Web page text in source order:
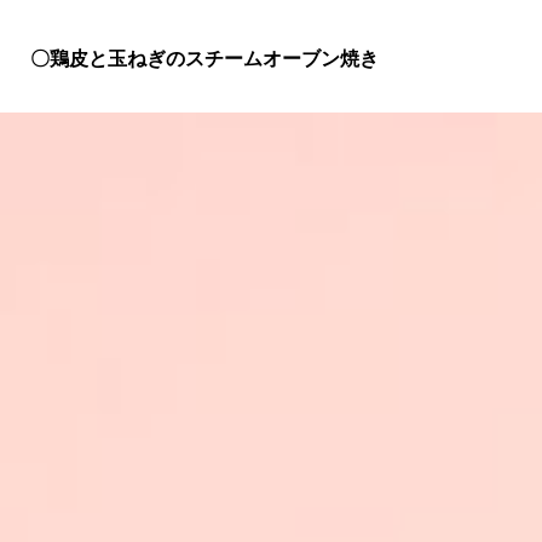
〇鶏皮と玉ねぎのスチームオーブン焼き